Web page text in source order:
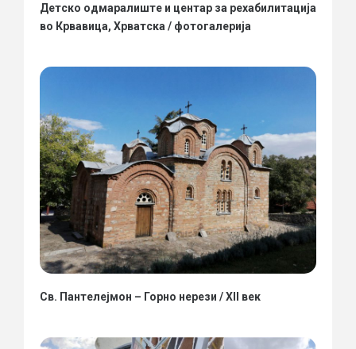
Детско одмаралиште и центар за рехабилитација
во Крвавица, Хрватска / фотогалерија
Св. Пантелејмон – Горно нерези / XII век